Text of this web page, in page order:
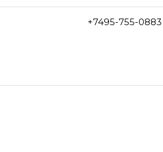
+7495-755-0883